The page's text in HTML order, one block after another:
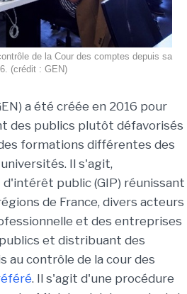
de la Cour des comptes depuis sa
(crédit : GEN)
a été créée en 2016 pour
des publics plutôt défavorisés
formations différentes des
Il s'agit,
public (GIP) réunissant
de France, divers acteurs
et des entreprises
et distribuant des
au contrôle de la cour des
. Il s'agit d'une procédure